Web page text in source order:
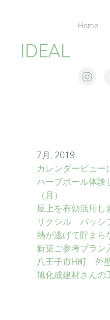
IDEAL
Home
7月, 2019
カレンダービュー
ハーブボール体験
（月）
屋上を有効活用し
リクシル パッシ
熱が逃げて貯まら
新築ご参考プラン
八王子市H町 外
旭化成建材さんの